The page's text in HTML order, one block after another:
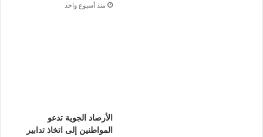
منذ أسبوع واحد
الأرصاد الجوية تدعو
المواطنين إلى اتخاذ تدابير